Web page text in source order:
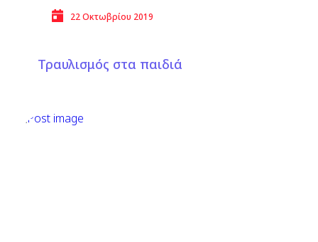
22 Οκτωβρίου 2019
Τραυλισμός στα παιδιά